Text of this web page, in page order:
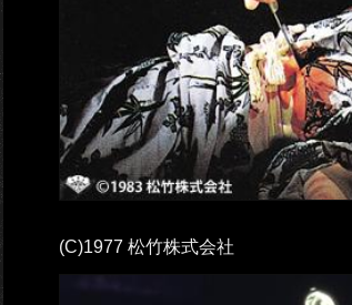
(C)1977 松竹株式会社